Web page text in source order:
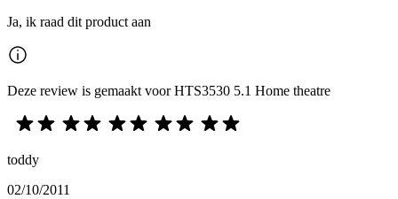
Ja, ik raad dit product aan
Deze review is gemaakt voor HTS3530 5.1 Home theatre
toddy
02/10/2011